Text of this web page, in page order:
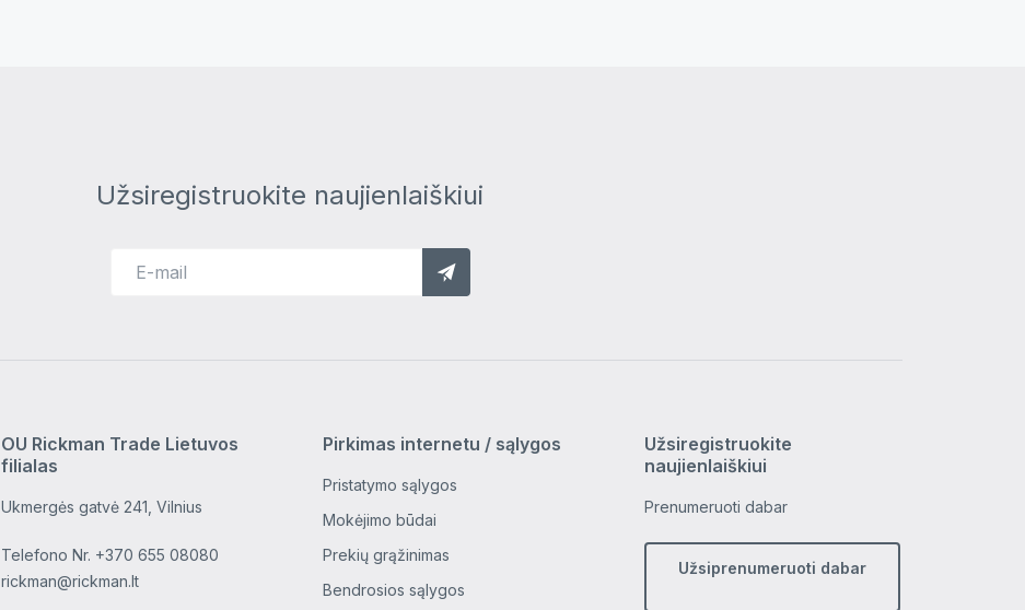
Užsiregistruokite naujienlaiškiui
OU Rickman Trade Lietuvos
filialas
Ukmergės gatvė 241, Vilnius
Telefono Nr. +370 655 08080
rickman@rickman.lt
Pirkimas internetu / sąlygos
Pristatymo sąlygos
Mokėjimo būdai
Prekių grąžinimas
Bendrosios sąlygos
Užsiregistruokite
naujienlaiškiui
Prenumeruoti dabar
Užsiprenumeruoti dabar